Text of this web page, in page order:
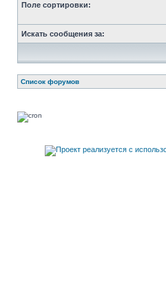
Поле сортировки:
Искать сообщения за:
Список форумов